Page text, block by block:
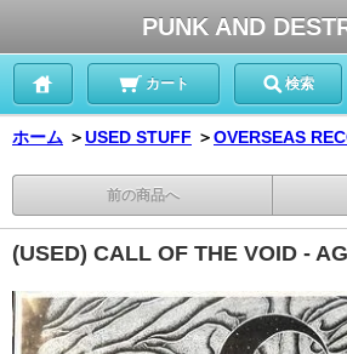
PUNK AND
カート 検索
ホーム ＞USED STUFF ＞OVERSEAS
前の商品へ
(USED) CALL OF THE VOID -